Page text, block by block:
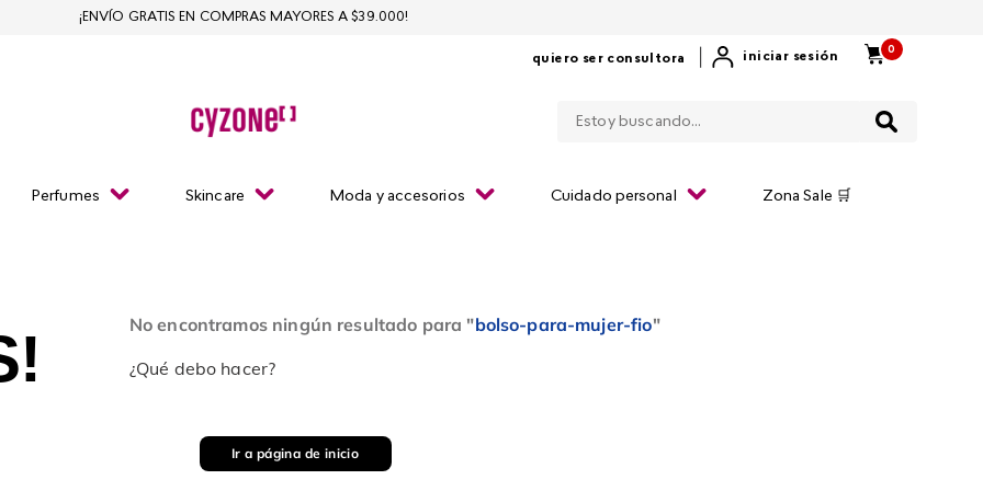
quiero ser consultora iniciar sesión
0
Perfumes Skincare Moda y accesorios Cuidado personal Zona Sale 🛒
¡ENVÍO GRATIS EN COMPRAS MAYORES A $39.000!
No encontramos ningún resultado para "bolso-para-mujer-fio"
¿Qué debo hacer?
Ir a página de inicio